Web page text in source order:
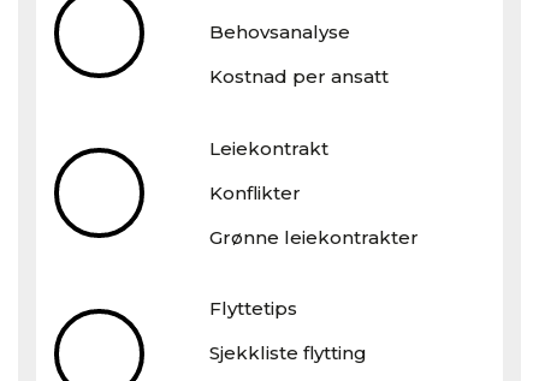
Behovsanalyse
Kostnad per ansatt
Leiekontrakt
Konflikter
Grønne leiekontrakter
Flyttetips
Sjekkliste flytting